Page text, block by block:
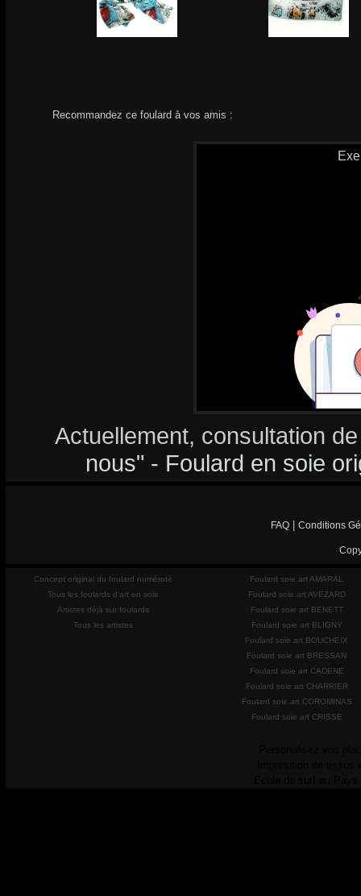
Recommandez ce foulard à vos amis :
Actuellement, consultation
nous" - Foulard en soie
FAQ Conditions
Concept original du foulard numéroté
Tous les foulards d'art en soie
Artistes déjà sur foulards
Tous les artistes
Foulard soie art AMARAL
Foulard soie art AVEZARD
Foulard soie art BENETT
Foulard soie art BLIGNY
Foulard soie art BOUCHEIX
Foulard soie art BRESSAN
Foulard soie art CADENE
Foulard soie art CHARRIER
Foulard soie art COROMINAS
Foulard soie art CRISSE